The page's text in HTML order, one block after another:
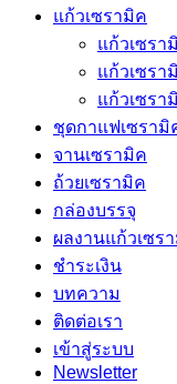
แก้วเซรามิค
แก้วเซรา
แก้วเซรา
แก้วเซรา
ชุดกาแฟเซรามิ
จานเซรามิค
ถ้วยเซรามิค
กล่องบรรจุ
ผลงานแก้วเซร
ชำระเงิน
บทความ
ติดต่อเรา
เข้าสู่ระบบ
Newsletter